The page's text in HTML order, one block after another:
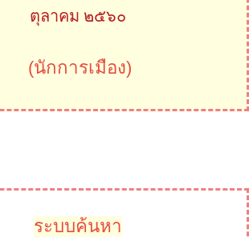
ตุลาคม ๒๕๖๐
(นักการเมือง)
ระบบค้นหา